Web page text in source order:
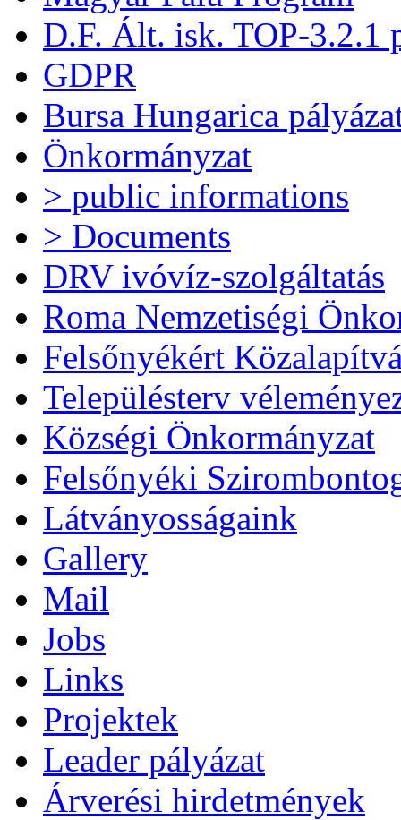
D.F. Ált. isk. TOP-3.2.1
GDPR
Bursa Hungarica
Önkormányzat
> public informations
> Documents
DRV ivóvíz-szolgáltatás
Roma Nemzetiségi
Felsőnyékért
Településterv
Községi Önkormányzat
Felsőnyéki
Látványosságaink
Gallery
Mail
Jobs
Links
Projektek
Leader pályázat
Árverési hirdetmények